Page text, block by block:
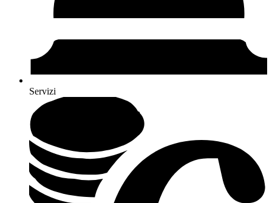
Servizi